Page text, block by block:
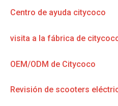
Centro de ayuda citycoco
visita a la fábrica de
OEM/ODM de Citycoco
Revisión de scooters